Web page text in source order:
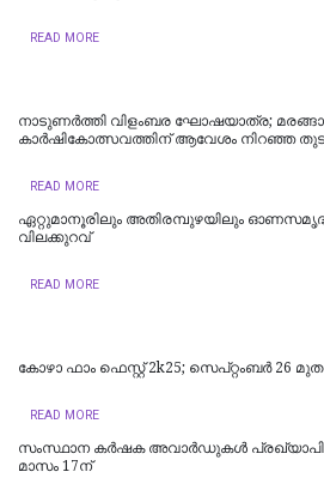
READ MORE
നാടുണർത്തി വിളംബര ഘോഷയാത്ര;
കാർഷികോത്സവത്തിന് ആവേശം നിറഞ്ഞ
READ MORE
ഏറ്റുമാനൂരിലും അതിരമ്പുഴയിലും
വിലക്കുറവ്
READ MORE
കോഴാ ഫാം ഫെസ്റ്റ് 2k25; സെപ്റ്റംബർ 26
READ MORE
സംസ്ഥാന കർഷക അവാർഡുകൾ
മാസം 17ന്